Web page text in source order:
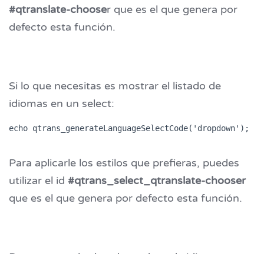
#qtranslate-chooser que es el que genera por
defecto esta función.
Si lo que necesitas es mostrar el listado de
idiomas en un select:
echo qtrans_generateLanguageSelectCode('dropdown');
Para aplicarle los estilos que prefieras, puedes
utilizar el id #qtrans_select_qtranslate-chooser
que es el que genera por defecto esta función.